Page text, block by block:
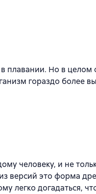
Но в целом
гораздо более
человеку, и не
версий это форма
легко догадаться,